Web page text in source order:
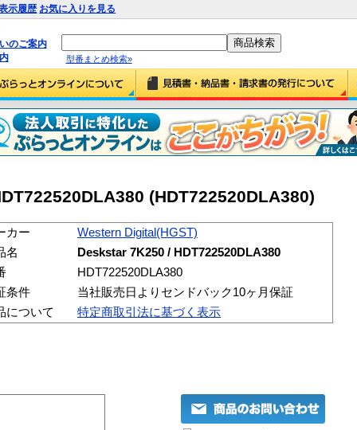
示履歴 お気に入りを見る
のご案内
型番まとめ検索»
(HDT722520DLA380)
カー
Western Digital(HGST)
名
Deskstar 7K250 / HDT722520DLA380
HDT722520DLA380
条件
当社販売日よりセンドバック10ヶ月保証
について
特定商取引法に基づく表示